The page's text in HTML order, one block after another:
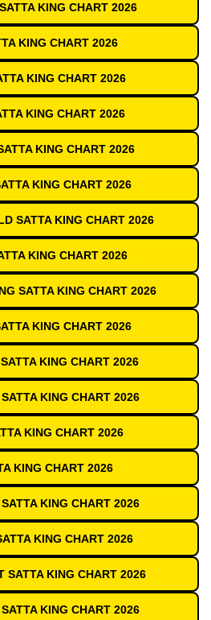
KING CHART 2026
KING CHART 2026
KING CHART 2026
KING CHART 2026
KING CHART 2026
KING CHART 2026
SATTA KING CHART 2026
KING CHART 2026
SATTA KING CHART 2026
KING CHART 2026
KING CHART 2026
KING CHART 2026
KING CHART 2026
KING CHART 2026
KING CHART 2026
KING CHART 2026
SATTA KING CHART 2026
KING CHART 2026